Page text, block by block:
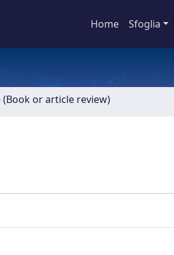
Home Sfoglia
(Book or article review)